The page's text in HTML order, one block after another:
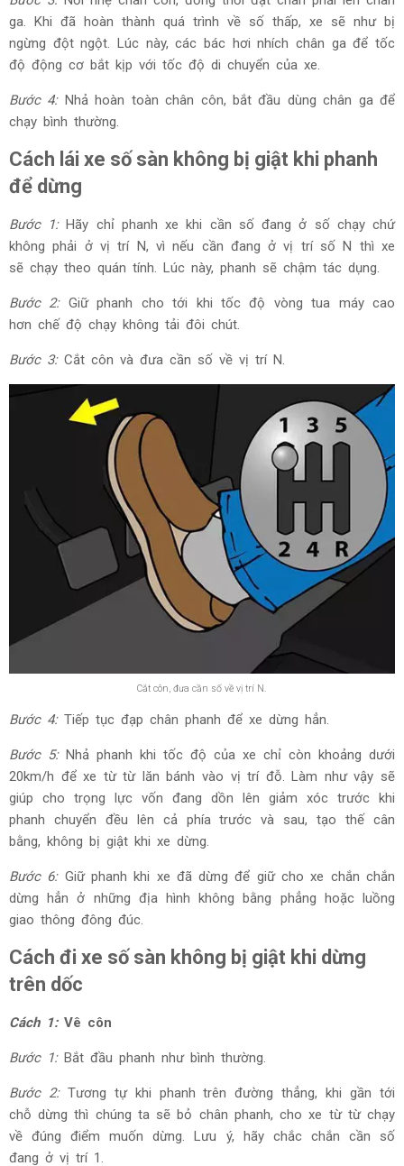
ga. Khi đã hoàn thành quá trình về số thấp, xe sẽ như bị
ngừng đột ngột. Lúc này, các bác hơi nhích chân ga để tốc
độ động cơ bắt kịp với tốc độ di chuyển của xe.
Bước 4: Nhả hoàn toàn chân côn, bắt đầu dùng chân ga để
chạy bình thường.
Cách lái xe số sàn không bị giật khi phanh
để dừng
Bước 1:Hãy chỉ phanh xe khi cần số đang ở số chạy chứ
không phải ở vị trí N, vì nếu cần đang ở vị trí số N thì xe
sẽ chạy theo quán tính. Lúc này, phanh sẽ chậm tác dụng.
Bước 2:Giữ phanh cho tới khi tốc độ vòng tua máy cao
hơn chế độ chạy không tải đôi chút.
Bước 3: Cắt côn và đưa cần số về vị trí N.
Cắt côn, đưa cần số về vị trí N.
Bước 4:Tiếp tục đạp chân phanh để xe dừng hẳn.
Bước 5:Nhả phanh khi tốc độ của xe chỉ còn khoảng dưới
20km/h để xe từ từ lăn bánh vào vị trí đỗ. Làm như vậy sẽ
giúp cho trọng lực vốn đang dồn lên giảm xóc trước khi
phanh chuyển đều lên cả phía trước và sau, tạo thế cân
bằng, không bị giật khi xe dừng.
Bước 6:Giữ phanh khi xe đã dừng để giữ cho xe chắn chắn
dừng hẳn ở những địa hình không bằng phẳng hoặc luồng
giao thông đông đúc.
Cách đi xe số sàn không bị giật khi dừng
trên dốc
Cách 1:Vê côn
Bước 1:Bắt đầu phanh như bình thường.
Bước 2:Tương tự khi phanh trên đường thẳng, khi gần tới
chỗ dừng thì chúng ta sẽ bỏ chân phanh, cho xe từ từ chạy
về đúng điểm muốn dừng. Lưu ý, hãy chắc chắn cần số
đang ở vị trí 1.